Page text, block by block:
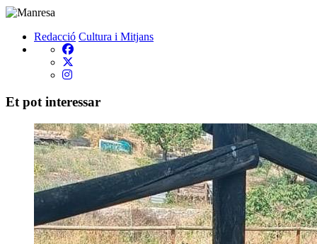
Redacció Cultura i Mitjans
Et pot interessar